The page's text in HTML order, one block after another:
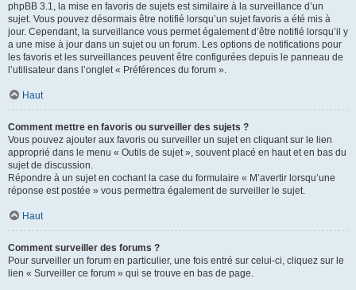
phpBB 3.1, la mise en favoris de sujets est similaire à la surveillance d’un
sujet. Vous pouvez désormais être notifié lorsqu’un sujet favoris a été mis à
jour. Cependant, la surveillance vous permet également d’être notifié lorsqu’il y
a une mise à jour dans un sujet ou un forum. Les options de notifications pour
les favoris et les surveillances peuvent être configurées depuis le panneau de
l’utilisateur dans l’onglet « Préférences du forum ».
Haut
Comment mettre en favoris ou surveiller des sujets ?
Vous pouvez ajouter aux favoris ou surveiller un sujet en cliquant sur le lien
approprié dans le menu « Outils de sujet », souvent placé en haut et en bas du
sujet de discussion.
Répondre à un sujet en cochant la case du formulaire « M’avertir lorsqu’une
réponse est postée » vous permettra également de surveiller le sujet.
Haut
Comment surveiller des forums ?
Pour surveiller un forum en particulier, une fois entré sur celui-ci, cliquez sur le
lien « Surveiller ce forum » qui se trouve en bas de page.